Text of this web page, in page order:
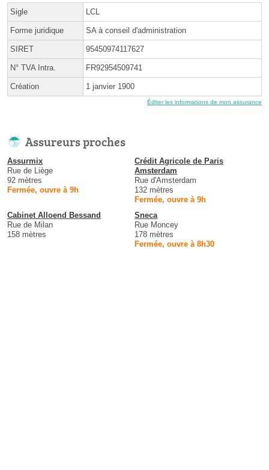
Sigle LCL
Forme juridique SA à conseil d'administration
SIRET 95450974117627
N° TVA Intra. FR92954509741
Création 1 janvier 1900
Éditer les informations de mon assurance
Assureurs proches
Assurmix
Rue de Liège
92 mètres
Fermée, ouvre à 9h
Crédit Agricole de Paris
Amsterdam
Rue d'Amsterdam
132 mètres
Fermée, ouvre à 9h
Cabinet Alloend Bessand
Rue de Milan
158 mètres
Sneca
Rue Moncey
178 mètres
Fermée, ouvre à 8h30